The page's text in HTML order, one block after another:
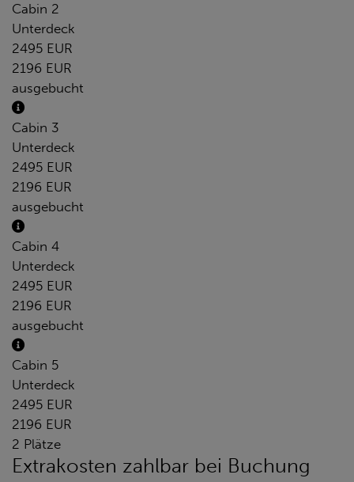
Cabin 2
Unterdeck
2495 EUR
2196 EUR
ausgebucht
Cabin 3
Unterdeck
2495 EUR
2196 EUR
ausgebucht
Cabin 4
Unterdeck
2495 EUR
2196 EUR
ausgebucht
Cabin 5
Unterdeck
2495 EUR
2196 EUR
2 Plätze
Extrakosten zahlbar bei Buchung